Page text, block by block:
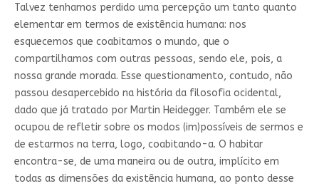
Talvez tenhamos perdido uma percepção um tanto quanto
elementar em termos de existência humana: nos
esquecemos que coabitamos o mundo, que o
compartilhamos com outras pessoas, sendo ele, pois, a
nossa grande morada. Esse questionamento, contudo, não
passou desapercebido na história da filosofia ocidental,
dado que já tratado por Martin Heidegger. Também ele se
ocupou de refletir sobre os modos (im)possíveis de sermos e
de estarmos na terra, logo, coabitando-a. O habitar
encontra-se, de uma maneira ou de outra, implícito em
todas as dimensões da existência humana, ao ponto desse